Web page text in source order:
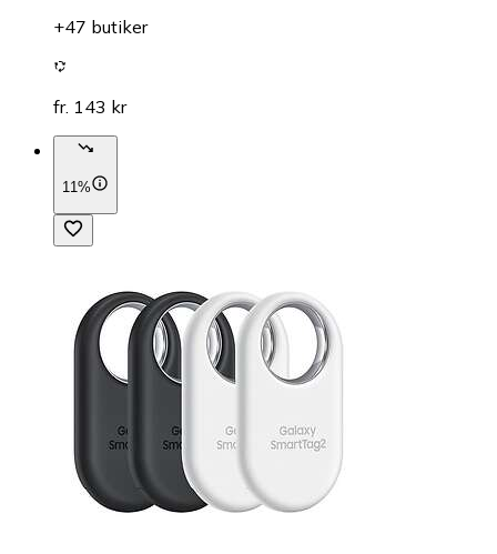
+47 butiker
fr. 143 kr
11%